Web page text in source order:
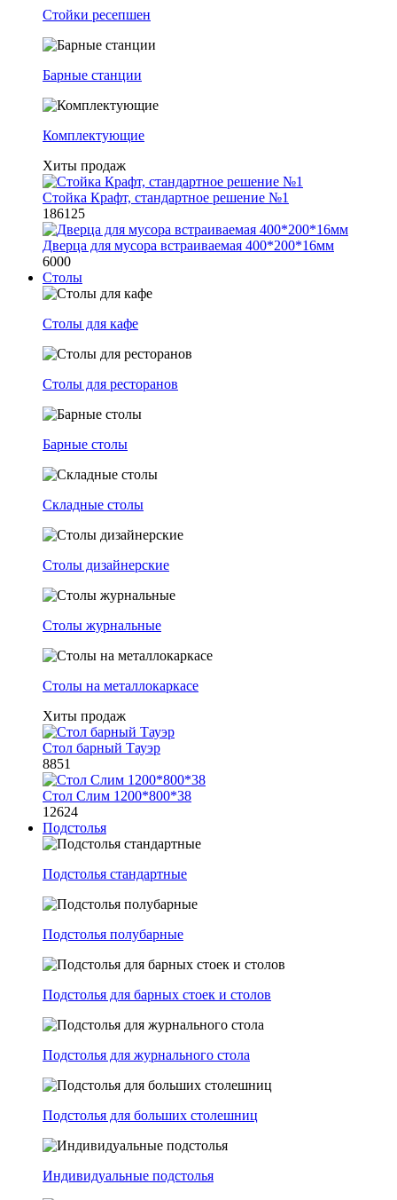
Стойки ресепшен
Барные станции
Комплектующие
Хиты продаж
Стойка Крафт, стандартное решение №1
186125
Дверца для мусора встраиваемая 400*200*16мм
6000
Столы
Столы для кафе
Столы для ресторанов
Барные столы
Складные столы
Столы дизайнерские
Столы журнальные
Столы на металлокаркасе
Хиты продаж
Стол барный Тауэр
8851
Стол Слим 1200*800*38
12624
Подстолья
Подстолья стандартные
Подстолья полубарные
Подстолья для барных стоек и столов
Подстолья для журнального стола
Подстолья для больших столешниц
Индивидуальные подстолья